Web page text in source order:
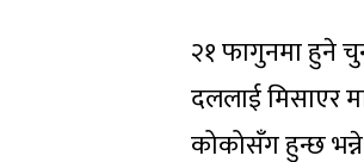
२१ फागुनमा हुने
दललाई मिसाएर
कोकोसँग हुन्छ